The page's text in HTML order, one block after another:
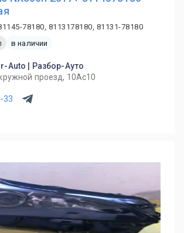
78180, 8113178180, 81131-78180
в наличии
Auto | Разбор-Ауто
проезд, 10Ас10
33